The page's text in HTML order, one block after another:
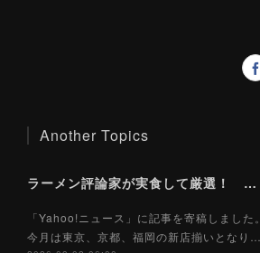
Another Topics
ラーメン評論家が実食して厳選！ 「いま絶対に食べるべきラーメン」ベスト５！【2026年８月】（ Yahoo!ニュース）8/2
「Yahoo!ニュース」に記事を寄稿しました。
今月は東京、京都、福岡の新店揃いとなり…